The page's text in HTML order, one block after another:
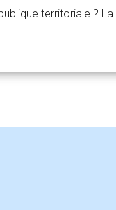
territoriale ? La